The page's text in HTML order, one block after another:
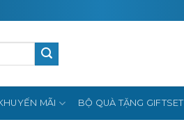
MÃI BỘ QUÀ TẶNG GIFTSET